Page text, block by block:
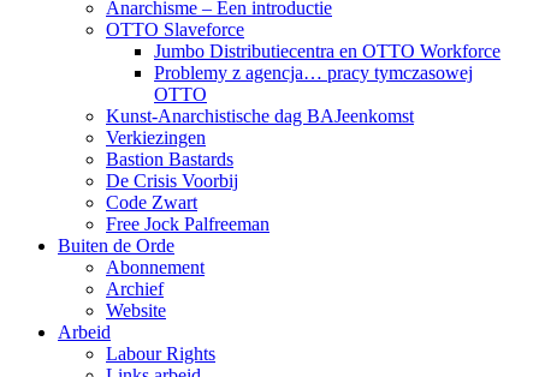
Anarchisme – Een introductie
OTTO Slaveforce
Jumbo Distributiecentra en OTTO Workforce
Problemy z agencja… pracy tymczasowej
OTTO
Kunst-Anarchistische dag BAJeenkomst
Verkiezingen
Bastion Bastards
De Crisis Voorbij
Code Zwart
Free Jock Palfreeman
Buiten de Orde
Abonnement
Archief
Website
Arbeid
Labour Rights